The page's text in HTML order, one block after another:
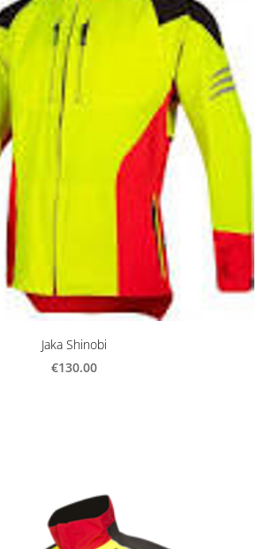
Jaka Shinobi
€130.00